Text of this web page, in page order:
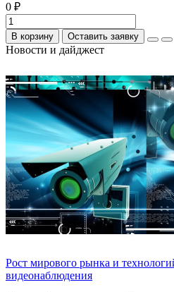
0 ₽
В корзину Оставить заявку
Новости и дайджест
Рост мирового рынка и
видеонаблюдения